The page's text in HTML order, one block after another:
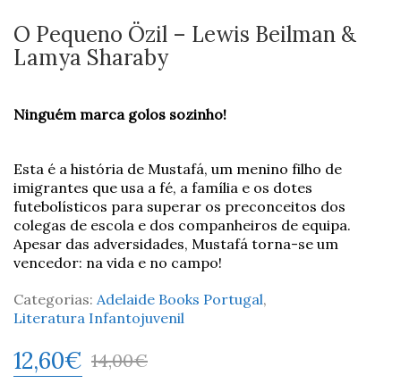
O Pequeno Özil – Lewis Beilman &
Lamya Sharaby
Ninguém marca golos sozinho!
Esta é a história de Mustafá, um menino filho de
imigrantes que usa a fé, a família e os dotes
futebolísticos para superar os preconceitos dos
colegas de escola e dos companheiros de equipa.
Apesar das adversidades, Mustafá torna-se um
vencedor: na vida e no campo!
Categorias: Adelaide Books Portugal,
Literatura Infantojuvenil
14,00€
12,60€